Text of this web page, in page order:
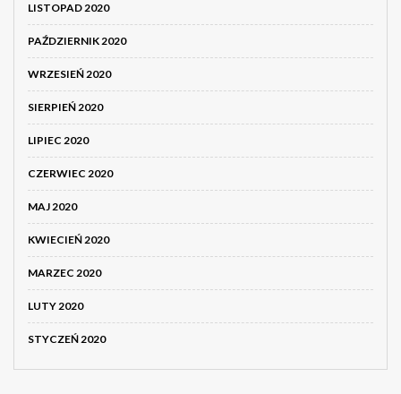
LISTOPAD 2020
PAŹDZIERNIK 2020
WRZESIEŃ 2020
SIERPIEŃ 2020
LIPIEC 2020
CZERWIEC 2020
MAJ 2020
KWIECIEŃ 2020
MARZEC 2020
LUTY 2020
STYCZEŃ 2020